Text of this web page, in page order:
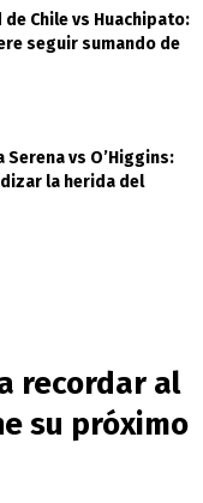
Chile vs Huachipato:
seguir sumando de
vs O’Higgins:
la herida del
recordar al
su próximo